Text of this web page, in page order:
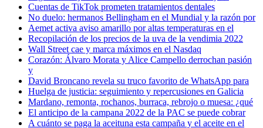
Cuentas de TikTok prometen tratamientos dentales
No duelo: hermanos Bellingham en el Mundial y la razón por
Aemet activa aviso amarillo por altas temperaturas en el
Recopilación de los precios de la uva de la vendimia 2022
Wall Street cae y marca máximos en el Nasdaq
Corazón: Álvaro Morata y Alice Campello derrochan pasión
y
David Broncano revela su truco favorito de WhatsApp para
Huelga de justicia: seguimiento y repercusiones en Galicia
Mardano, remonta, rochanos, burraca, rebrojo o muesa: ¿qué
El anticipo de la campana 2022 de la PAC se puede cobrar
A cuánto se paga la aceituna esta campaña y el aceite en el